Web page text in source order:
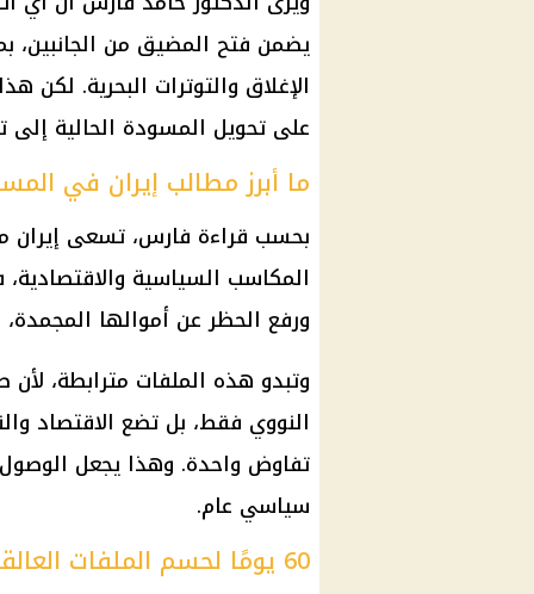
يضمن فتح المضيق من الجانبين،
الإغلاق والتوترات البحرية. لكن
على تحويل المسودة الحالية إلى
ما أبرز مطالب إيران في
بحسب قراءة فارس، تسعى
المكاسب السياسية
ورفع الحظر عن أموالها
وتبدو هذه الملفات مترابطة،
النووي فقط، بل تضع الاقتصاد
تفاوض واحدة. وهذا يجعل
سياسي عام.
60 يومًا لحسم الملفات العالقة